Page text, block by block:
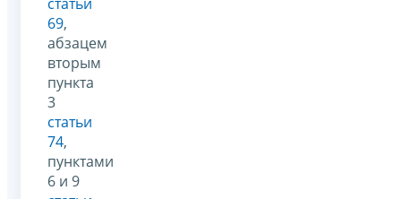
69,
абзацем
вторым
пункта
3
статьи
74,
пунктами
6 и 9